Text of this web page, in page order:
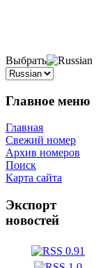
Выбрать
Главное меню
Главная
Свежий номер
Архив номеров
Поиск
Карта сайта
Экспорт
новостей